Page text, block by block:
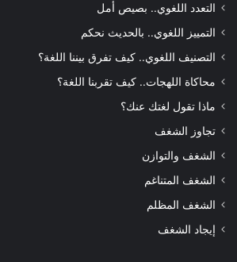
التعدد اللغوي.. بصيص أمل
التمييز اللغوي.. بالحديث نحكم
التصنيف اللغوي.. كيف تفرق بيننا اللغة؟
محاكاة اللهجات.. كيف تقربنا اللغة؟
ماذا تقول لغتك عنك؟
تجاوز الشغف
الشغف والتوازن
الشغف المتناغم
الشغف المظلم
إيجاد الشغف